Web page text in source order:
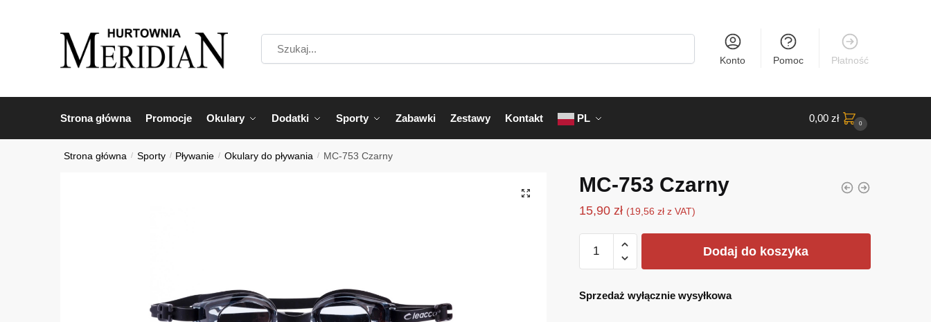
Konto Pomoc Płatność
Strona główna Promocje Okulary Dodatki Sporty Zabawki Zestawy Kontakt PL 0,00 zł 0
Strona główna / Sporty / Pływanie / Okulary do pływania / MC-753 Czarny
MC-753 Czarny
15,90 zł (19,56 złz VAT)
MC-
Czarny
Dodaj do koszyka
Sprzedaż wyłącznie wysyłkowa